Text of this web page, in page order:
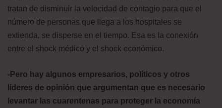
tratan de disminuir la velocidad de contagio para que el
número de personas que llega a los hospitales se
extienda, se disperse en el tiempo. Esa es la conexión
entre el shock médico y el shock económico.
-Pero hay algunos empresarios, políticos y otros
líderes de opinión que argumentan que es necesario
levantar las cuarentenas para proteger la economía